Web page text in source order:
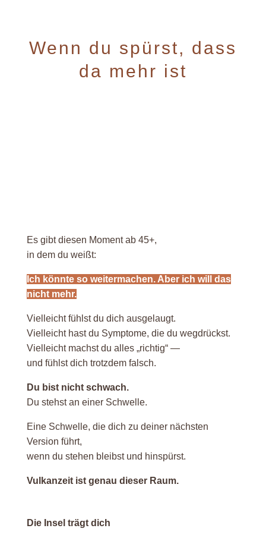
Wenn du spürst, dass
da mehr ist
Es gibt diesen Moment ab 45+,
in dem du weißt:
Ich könnte so weitermachen. Aber ich will das
nicht mehr.
Vielleicht fühlst du dich ausgelaugt.
Vielleicht hast du Symptome, die du wegdrückst.
Vielleicht machst du alles „richtig“ —
und fühlst dich trotzdem falsch.
Du bist nicht schwach.
Du stehst an einer Schwelle.
Eine Schwelle, die dich zu deiner nächsten
Version führt,
wenn du stehen bleibst und hinspürst.
Vulkanzeit ist genau dieser Raum.
Die Insel trägt dich